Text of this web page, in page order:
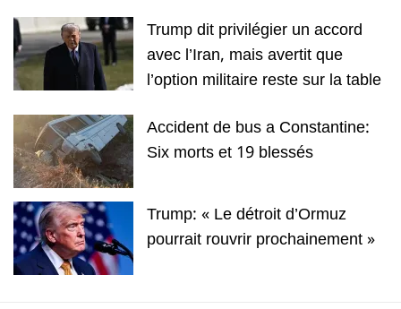
Trump dit privilégier un accord
avec l’Iran, mais avertit que
l’option militaire reste sur la table
Accident de bus a Constantine:
Six morts et 19 blessés
Trump: « Le détroit d’Ormuz
pourrait rouvrir prochainement »